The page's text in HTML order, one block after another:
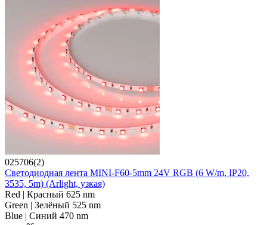
025706(2)
Светодиодная лента MINI-F60-5mm 24V RGB (6 W/m, IP20,
3535, 5m) (Arlight, узкая)
Red | Красный 625 nm
Green | Зелёный 525 nm
Blue | Синий 470 nm